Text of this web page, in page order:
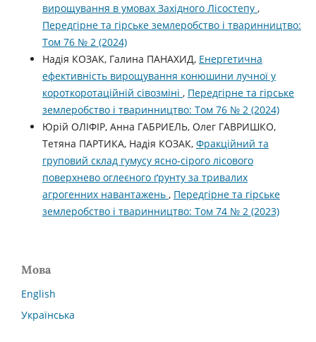
вирощування в умовах Західного Лісостепу ,
Передгірне та гірське землеробство і тваринництво:
Том 76 № 2 (2024)
Надія КОЗАК, Галина ПАНАХИД, Енергетична
ефективність вирощування конюшини лучної у
короткоротаційній сівозміні , Передгірне та гірське
землеробство і тваринництво: Том 76 № 2 (2024)
Юрій ОЛІФІР, Анна ГАБРИЕЛЬ, Олег ГАВРИШКО,
Тетяна ПАРТИКА, Надія КОЗАК, Фракційний та
груповий склад гумусу ясно-сірого лісового
поверхнево оглеєного ґрунту за тривалих
агрогенних навантажень , Передгірне та гірське
землеробство і тваринництво: Том 74 № 2 (2023)
Мова
English
Українська